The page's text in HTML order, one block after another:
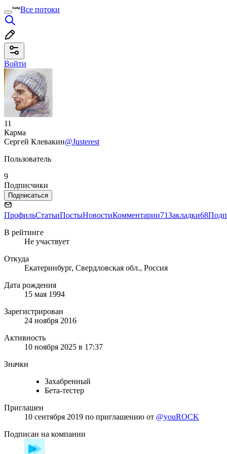
Все потоки
Войти
11
Карма
Сергей Клевакин@Justerest
Пользователь
9
Подписчики
Подписаться
ПрофильСтатьиПостыНовостиКомментарии71Закладки68
В рейтинге
Не участвует
Откуда
Екатеринбург, Свердловская обл., Россия
Дата рождения
15 мая 1994
Зарегистрирован
24 ноября 2016
Активность
10 ноября 2025 в 17:37
Значки
Захабренный
Бета-тестер
Приглашен
10 сентября 2019 по приглашению от @youROCK
Подписан на компании